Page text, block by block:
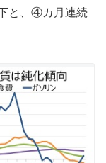
と、④カ月連続